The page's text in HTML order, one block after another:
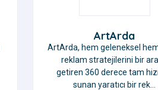
MarifAd
Denizli merkezli bir dijital
ajansı olan MarifAd, 360
reklamcılık yaklaşımıyla
medya yönetimi, diji...